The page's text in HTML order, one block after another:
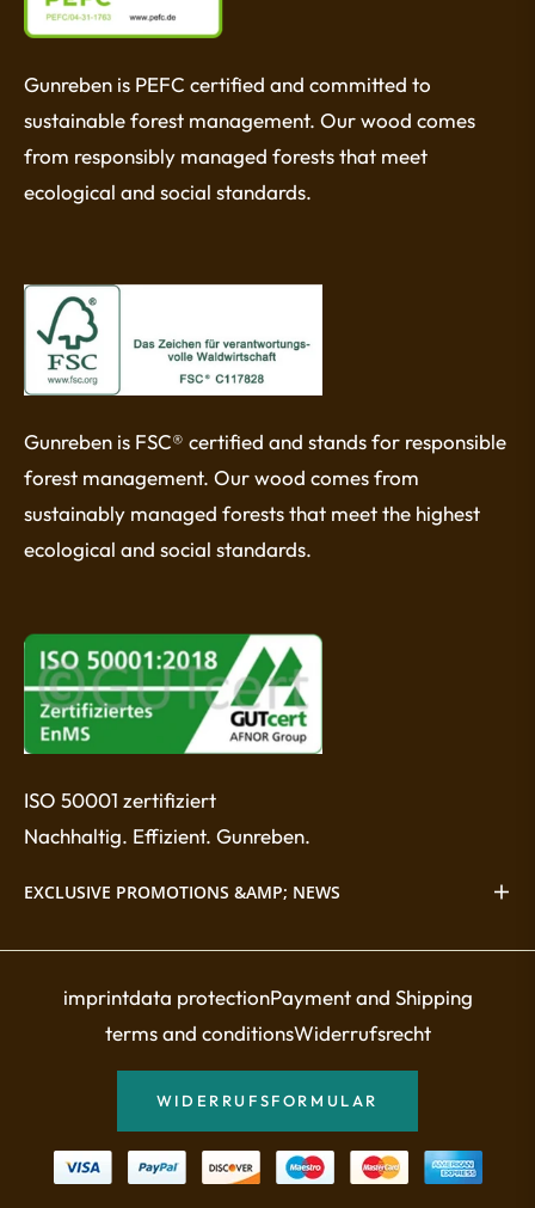
Gunreben is PEFC certified and committed to
sustainable forest management. Our wood comes
from responsibly managed forests that meet
ecological and social standards.
Gunreben is FSC® certified and stands for responsible
forest management. Our wood comes from
sustainably managed forests that meet the highest
ecological and social standards.
ISO 50001 zertifiziert
Nachhaltig. Effizient. Gunreben.
EXCLUSIVE PROMOTIONS &AMP; NEWS
imprintdata protectionPayment and Shipping
terms and conditionsWiderrufsrecht
WIDERRUFSFORMULAR